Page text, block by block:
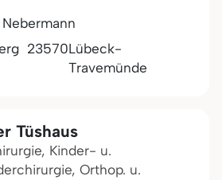
23570Lübeck-
Travemünde
Tüshaus
Kinder- u.
Orthop. u.